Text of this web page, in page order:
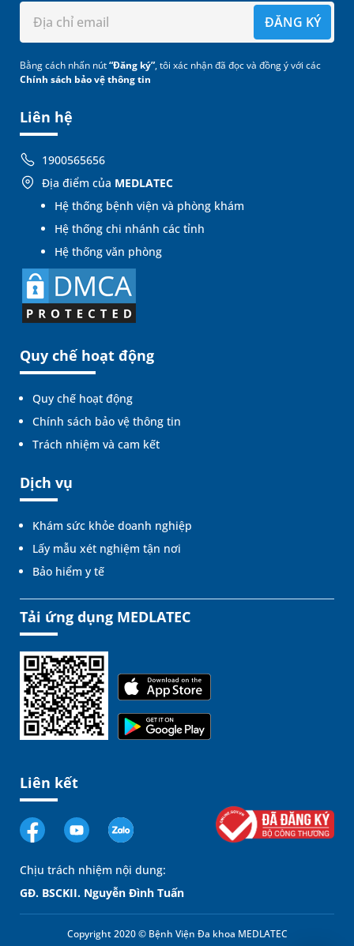
Liên hệ
1900565656
Địa điểm của MEDLATEC
Hệ thống bệnh viện và phòng khám
Hệ thống chi nhánh các tỉnh
Hệ thống văn phòng
Quy chế hoạt động
Quy chế hoạt động
Chính sách bảo vệ thông tin
Trách nhiệm và cam kết
Dịch vụ
Khám sức khỏe doanh nghiệp
Lấy mẫu xét nghiệm tận nơi
Bảo hiểm y tế
ĐĂNG KÝ
Bằng cách nhấn nút“Đăng ký”, tôi xác nhận đã đọc và đồng ý với các
Chính sách bảo vệ thông tin
Tải ứng dụng MEDLATEC
Liên kết
Chịu trách nhiệm nội dung:
GĐ. BSCKII. Nguyễn Đình Tuấn
Copyright 2020 © Bệnh Viện Đa khoa MEDLATEC